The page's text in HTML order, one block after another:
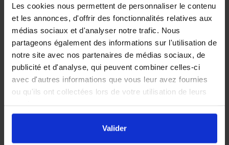
Les cookies nous permettent de personnaliser le contenu
et les annonces, d'offrir des fonctionnalités relatives aux
médias sociaux et d'analyser notre trafic. Nous
partageons également des informations sur l'utilisation de
notre site avec nos partenaires de médias sociaux, de
publicité et d'analyse, qui peuvent combiner celles-ci
avec d'autres informations que vous leur avez fournies
ou qu'ils ont collectées lors de votre utilisation de leurs
En cliquant sur le boutonValidervous acceptez
l'ensemble des cookies de notre site ainsi que ceux de
nos partenaires. Vous pouvez également choisir les
Valider
Les meilleurs produits aux
meilleurs prix
30 jours pour changer
d'avis, satisfait ou
remboursé
Des professionnels vous
conseillent au 04 90 06 39
91
Gagnez des points de
fidélité à chaque
commande passée
midi expédiée le jour même